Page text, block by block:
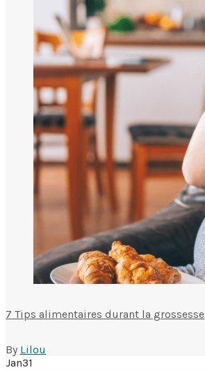
7 Tips alimentaires durant la grossesse
By Lilou
Jan31